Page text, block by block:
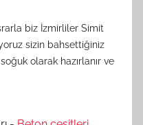
biz İzmirliler Simit
sizin bahsettiğiniz
olarak hazırlanır ve